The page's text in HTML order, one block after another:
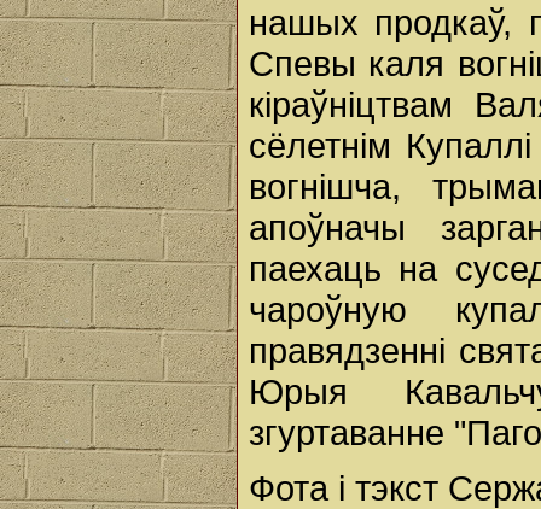
нашых продкаў,
Спевы каля
кіраўніцтвам
сёлетнім
вогнішча,
апоўначы
паехаць на
чароўную
правядзенні
Юрыя
згуртаванне
Фота і тэкст